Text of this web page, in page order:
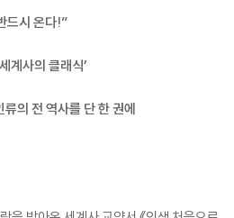
드시 온다!”
계사의 클래식’
의 전 역사를 단 한 권에